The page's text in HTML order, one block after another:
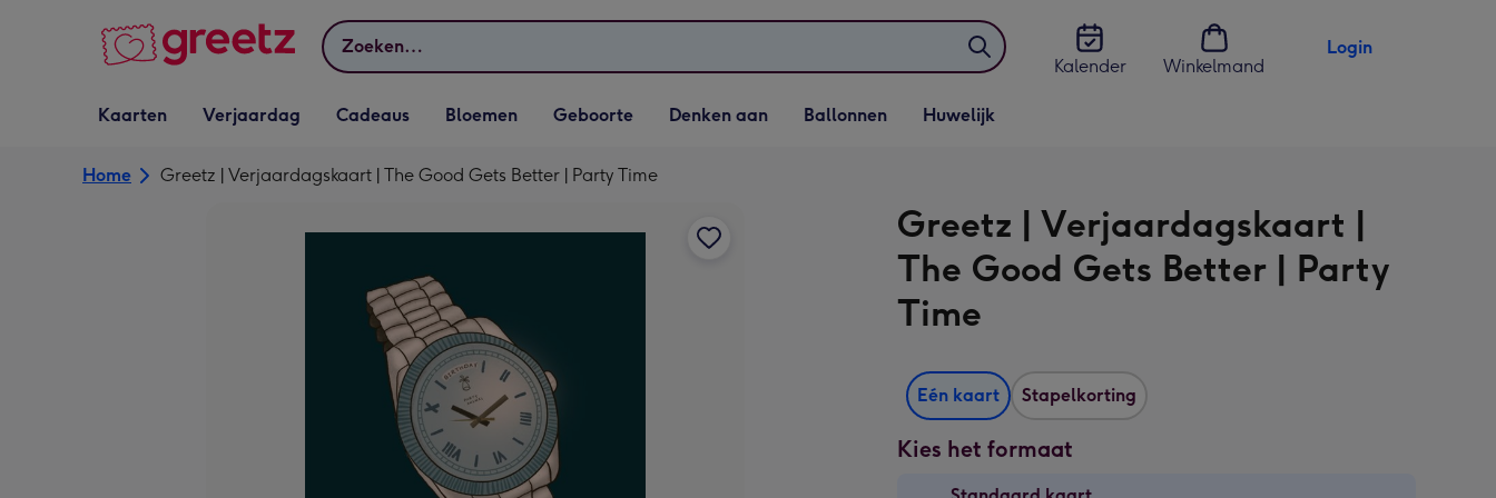
Zoeken
Kalender
Winkelmand
Login
Vervolgkeuzelijst
Kaarten openen
Kaarten
Vervolgkeuzelijst
Verjaardag openen
Verjaardag
Vervolgkeuzelijst
Cadeaus openen
Cadeaus
Vervolgkeuzelijst
Bloemen openen
Bloemen
Vervolgkeuzelijst
Geboorte openen
Geboorte
Vervolgkeuzelijst
Denken aan openen
Denken aan
Vervolgkeuzelijst
Ballonnen openen
Ballonnen
Vervolgkeuzelijst
Huwelijk openen
Huwelijk
Home Greetz | Verjaardagskaart | The Good Gets Better | Party Time
Greetz | Verjaardagskaart |
The Good Gets Better | Party
Time
Eén kaart Stapelkorting
Kies het formaat